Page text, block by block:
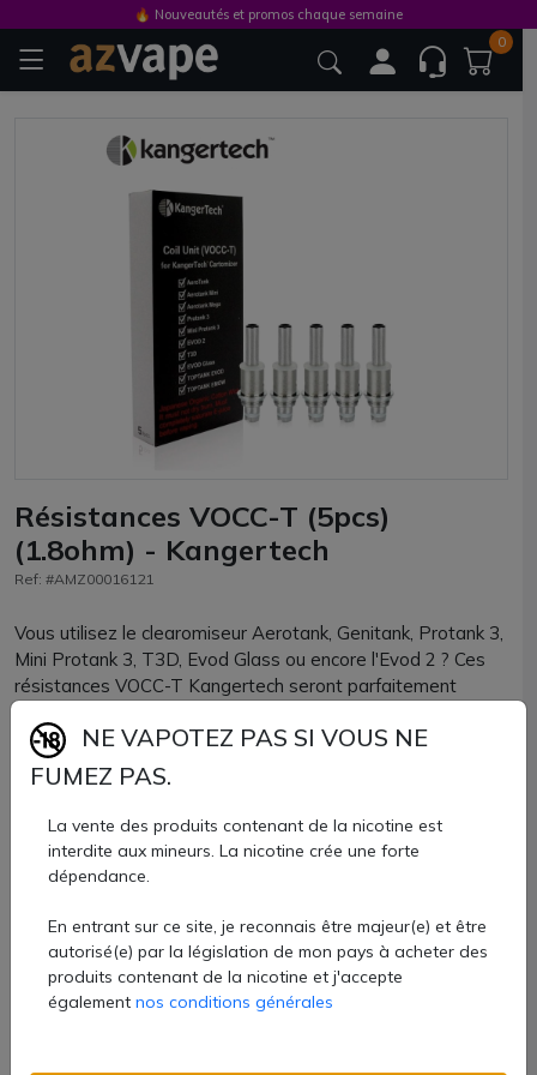
0
Résistances VOCC-T (5pcs)
(1.8ohm) - Kangertech
Ref: #AMZ00016121
Vous utilisez le clearomiseur Aerotank, Genitank, Protank 3,
Mini Protank 3, T3D, Evod Glass ou encore l'Evod 2 ? Ces
résistances VOCC-T Kangertech seront parfaitement
Plusieurs valeurs en 1.5 ohm et 1.8 ohm sont disponibles
pour une inhalation indirecte de qualité.
Résistances officielles VOCC-T Kanger proposées par
AZVape par lots de 5 unités.
11,50 €
Quantité
🔥 Nouveautés et promos chaque semaine
NE VAPOTEZ PAS SI VOUS NE
FUMEZ PAS.
La vente des produits contenant de la nicotine est
interdite aux mineurs. La nicotine crée une forte
dépendance.
En entrant sur ce site, je reconnais être majeur(e) et être
autorisé(e) par la législation de mon pays à acheter des
produits contenant de la nicotine et j'accepte
également nos conditions générales